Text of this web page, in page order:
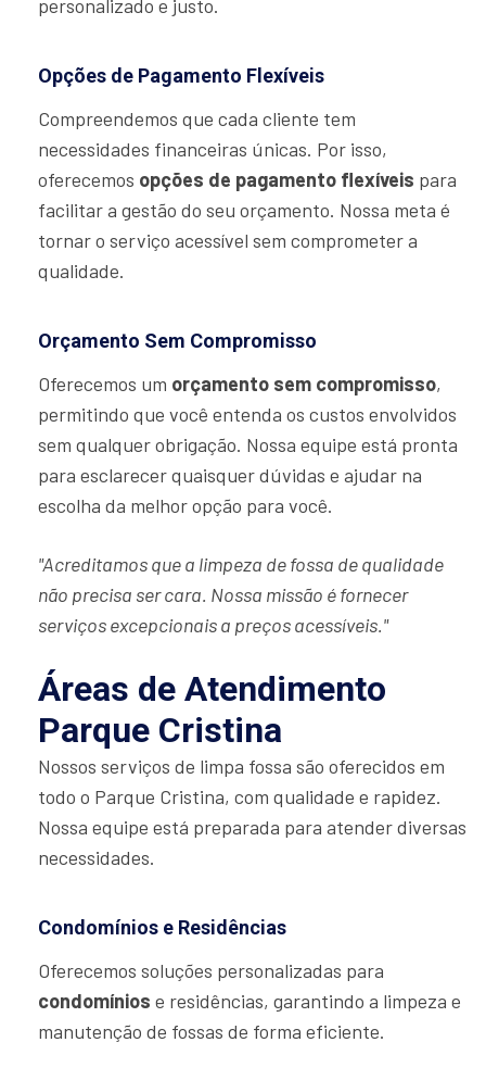
personalizado e justo.
Opções de Pagamento Flexíveis
Compreendemos que cada cliente tem
necessidades financeiras únicas. Por isso,
oferecemos opções de pagamento flexíveis para
facilitar a gestão do seu orçamento. Nossa meta é
tornar o serviço acessível sem comprometer a
qualidade.
Orçamento Sem Compromisso
Oferecemos um orçamento sem compromisso,
permitindo que você entenda os custos envolvidos
sem qualquer obrigação. Nossa equipe está pronta
para esclarecer quaisquer dúvidas e ajudar na
escolha da melhor opção para você.
"Acreditamos que a limpeza de fossa de qualidade
não precisa ser cara. Nossa missão é fornecer
serviços excepcionais a preços acessíveis."
Áreas de Atendimento
Parque Cristina
Nossos serviços de limpa fossa são oferecidos em
todo o Parque Cristina, com qualidade e rapidez.
Nossa equipe está preparada para atender diversas
necessidades.
Condomínios e Residências
Oferecemos soluções personalizadas para
condomínios e residências, garantindo a limpeza e
manutenção de fossas de forma eficiente.